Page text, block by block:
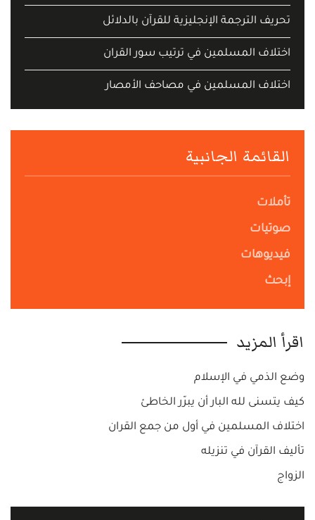
تحريف الترجمة الإنجليزية للقرآن بالدلائل
اختلاف المسلمين في ترتيب سور القران
اختلاف المسلمين في مصاحف الأمصار
القائمة الجانبية
تأملات
صوتيات
فيديوهات
إبحث
اقرأ المزيد
وضع الذمي في الإسلام
كيف يتسنى لله البار أن يبرّر الخاطئ
اختلاف المسلمين في أول من جمع القران
تأليف القرآن في تنزيله
الزواج